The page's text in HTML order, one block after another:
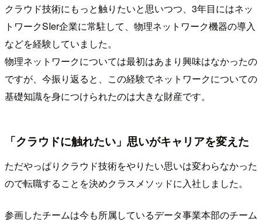
クラウド技術にもっと触りたいと思いつつ、3年目にはネッ
トワークSIer企業に常駐して、物理ネットワーク機器の導入
などを経験していました。
物理ネットワークについては最初はあまり興味はなかったの
ですが、今振り返ると、この経験でネットワークについての
基礎知識を身につけられたのは大きな財産です。
「クラウドに触れたい」思いがキャリアを変えた
ただやっぱりクラウド技術をやりたい思いは変わらなかった
ので転職することを決めクラスメソッドに入社しました。
参画したチームは今も所属しているデータ事業本部のチーム